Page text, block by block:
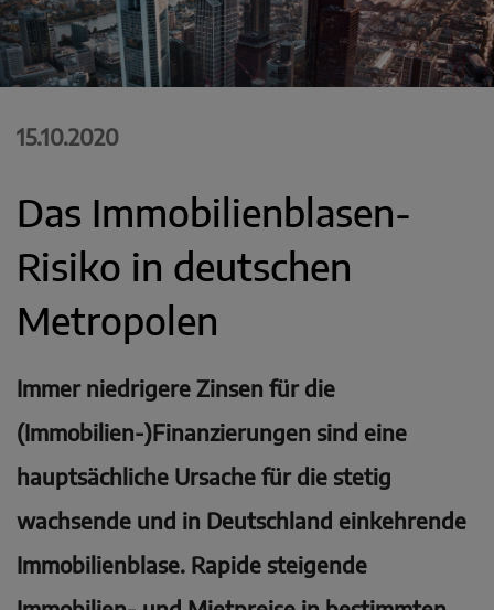
15.10.2020
Das Immobilienblasen-
Risiko in deutschen
Metropolen
Immer niedrigere Zinsen für die
(Immobilien-)Finanzierungen sind eine
hauptsächliche Ursache für die stetig
wachsende und in Deutschland einkehrende
Immobilienblase. Rapide steigende